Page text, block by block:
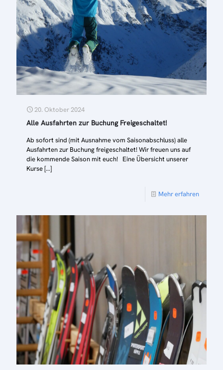
20. Oktober 2024
Alle Ausfahrten zur Buchung Freigeschaltet!
Ab sofort sind (mit Ausnahme vom Saisonabschluss) alle
Ausfahrten zur Buchung freigeschaltet! Wir freuen uns auf
die kommende Saison mit euch! Eine Übersicht unserer
Kurse[…]
Mehr erfahren